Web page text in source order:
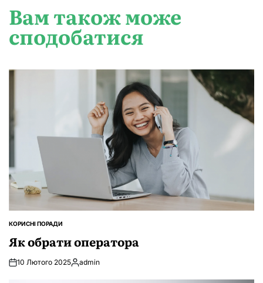
Вам також може
сподобатися
ОПУБЛІКУВАТИ
КОРИСНІ ПОРАДИ
Як обрати оператора
10 Лютого 2025Опубліковано
admin